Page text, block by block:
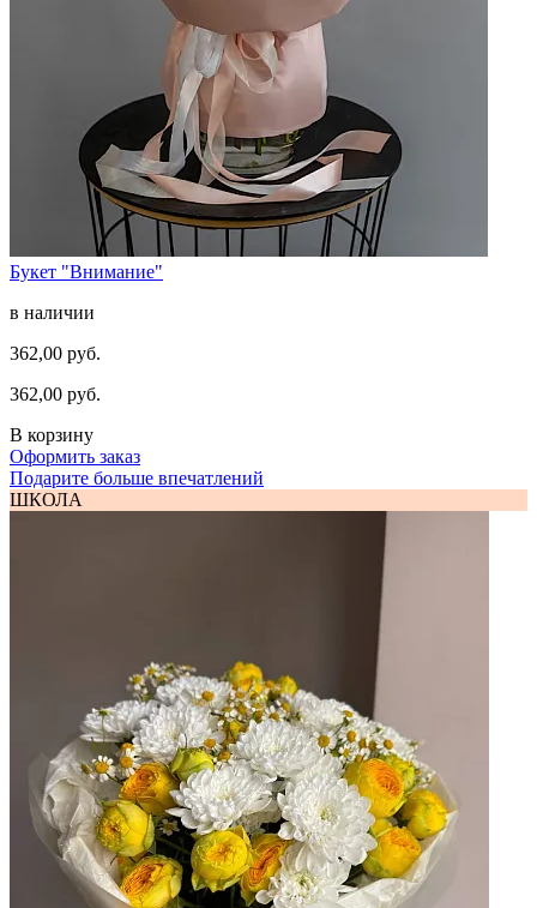
Букет "Внимание"
в наличии
362,00 руб.
362,00 руб.
В корзину
Оформить заказ
Подарите больше впечатлений
ШКОЛА